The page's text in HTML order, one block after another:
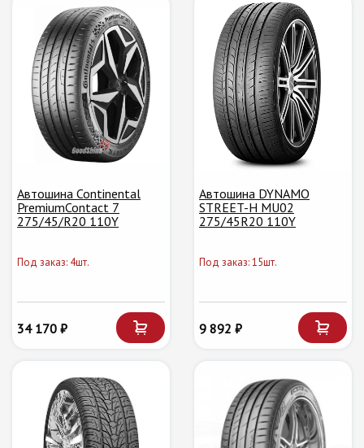
Автошина Continental
PremiumContact 7
275/45/R20 110Y
Под заказ: 4шт.
34 170 ₽
Автошина DYNAMO
STREET-H MU02
275/45R20 110Y
Под заказ: 15шт.
9 892 ₽